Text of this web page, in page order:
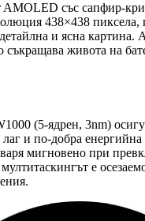
AMOLED със сапфир-
438×438 пиксела,
и ясна картина.
съкращава живота на
(5-ядрен, 3nm)
и по-добра енергийна
мигновено при
е